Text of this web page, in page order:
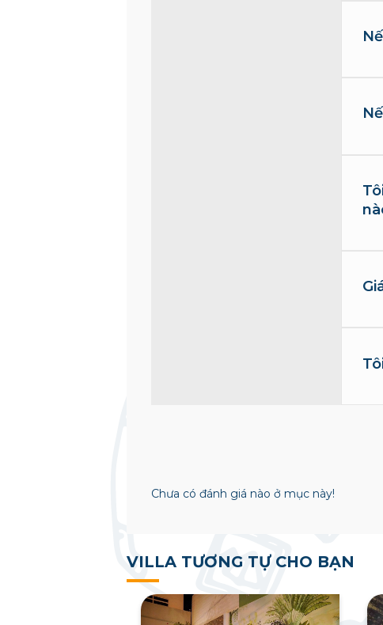
Chưa có đánh giá nào ở mục này!
VILLA TƯƠNG TỰ CHO BẠN